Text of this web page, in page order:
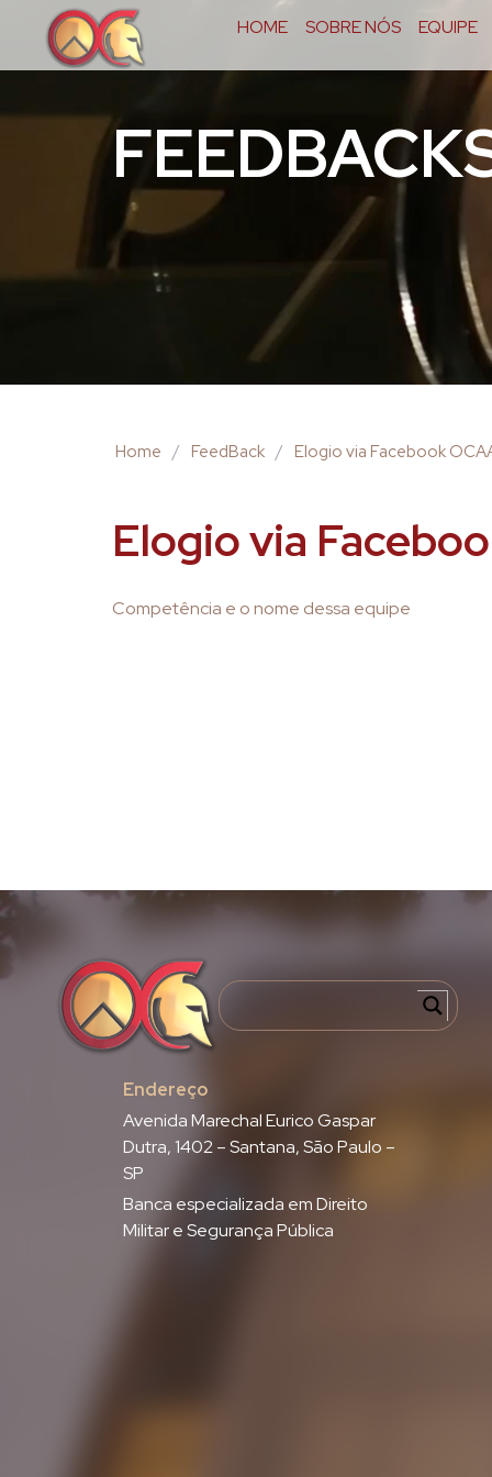
HOME SOBRE NÓS EQUIPE
Home / FeedBack / Elogio via Facebook
Elogio via
Competência e o nome dessa equipe
Endereço
Avenida Marechal Eurico Gaspar
Dutra, 1402 – Santana, São Paulo –
SP
Banca especializada em Direito
Militar e Segurança Pública